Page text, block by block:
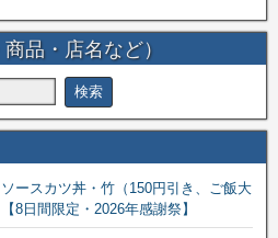
品・店名など）
ソースカツ丼・竹（150円引き、ご飯大
8日間限定・2026年感謝祭】